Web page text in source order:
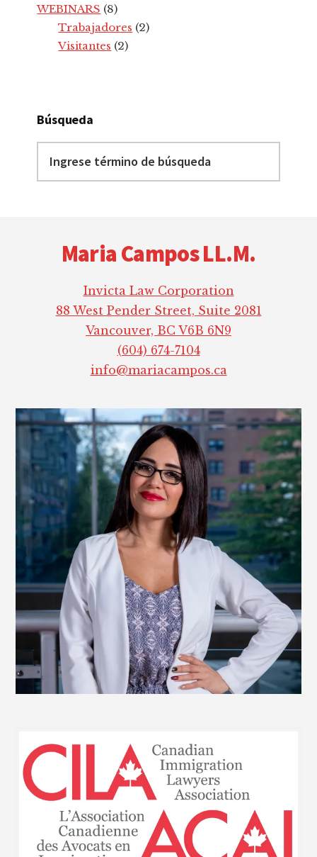
WEBINARS (8)
Trabajadores (2)
Visitantes (2)
Búsqueda
término
Maria Campos LL.M.
Invicta Law Corporation
88 West Pender Street, Suite 2081
Vancouver, BC V6B 6N9
(604) 674-7104
info@mariacampos.ca